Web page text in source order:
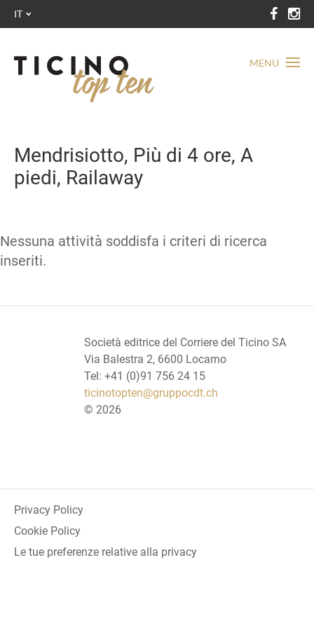
MENU
IT
Mendrisiotto, Più di 4 ore, A
piedi, Railaway
Nessuna attività soddisfa i criteri di ricerca
inseriti.
Società editrice del Corriere del Ticino SA
Via Balestra 2, 6600 Locarno
Tel: +41 (0)91 756 24 15
ticinotopten@gruppocdt.ch
© 2026
Privacy Policy
Cookie Policy
Le tue preferenze relative alla privacy